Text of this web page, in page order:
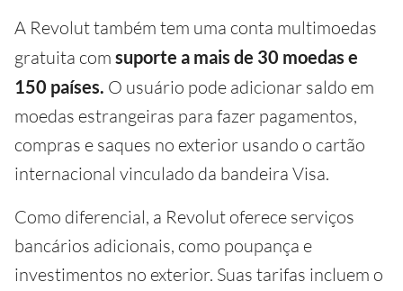
A Revolut também tem uma conta multimoedas
gratuita com suporte a mais de 30 moedas e
150 países. O usuário pode adicionar saldo em
moedas estrangeiras para fazer pagamentos,
compras e saques no exterior usando o cartão
internacional vinculado da bandeira Visa.
Como diferencial, a Revolut oferece serviços
bancários adicionais, como poupança e
investimentos no exterior. Suas tarifas incluem o